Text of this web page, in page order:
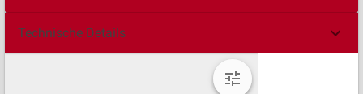
Technische Details